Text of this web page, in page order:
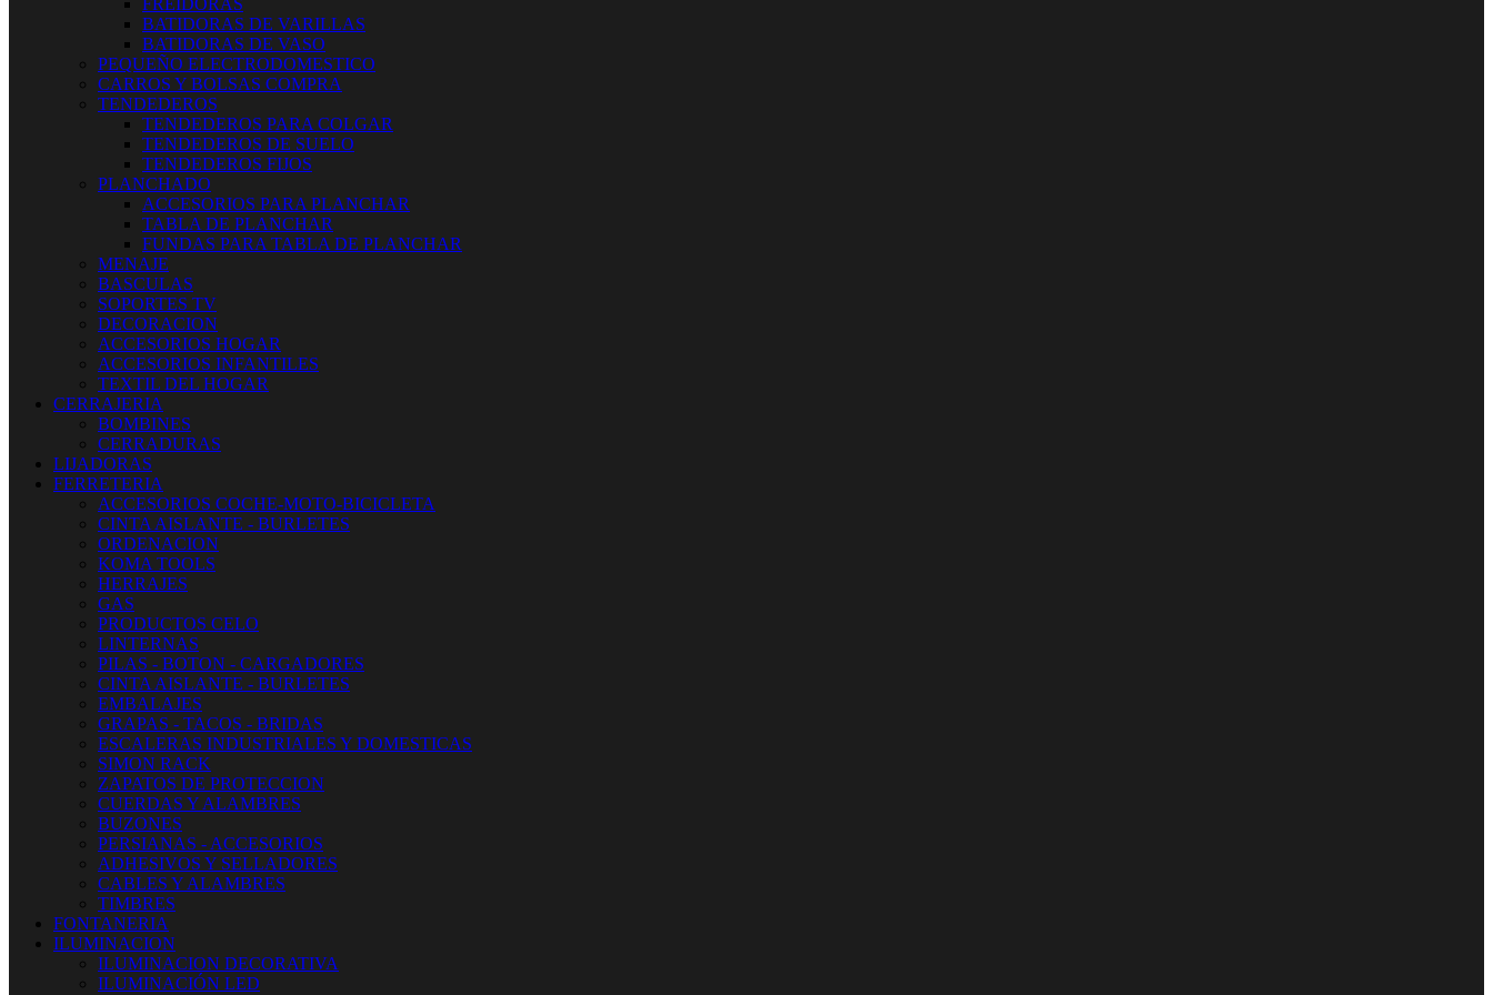
FREIDORAS
BATIDORAS DE VARILLAS
BATIDORAS DE VASO
PEQUEÑO ELECTRODOMESTICO
CARROS Y BOLSAS COMPRA
TENDEDEROS
TENDEDEROS PARA COLGAR
TENDEDEROS DE SUELO
TENDEDEROS FIJOS
PLANCHADO
ACCESORIOS PARA PLANCHAR
TABLA DE PLANCHAR
FUNDAS PARA TABLA DE PLANCHAR
MENAJE
BASCULAS
SOPORTES TV
DECORACION
ACCESORIOS HOGAR
ACCESORIOS INFANTILES
TEXTIL DEL HOGAR
CERRAJERIA
BOMBINES
CERRADURAS
LIJADORAS
FERRETERIA
ACCESORIOS COCHE-MOTO-BICICLETA
CINTA AISLANTE - BURLETES
ORDENACION
KOMA TOOLS
HERRAJES
GAS
PRODUCTOS CELO
LINTERNAS
PILAS - BOTON - CARGADORES
CINTA AISLANTE - BURLETES
EMBALAJES
GRAPAS - TACOS - BRIDAS
ESCALERAS INDUSTRIALES Y DOMESTICAS
SIMON RACK
ZAPATOS DE PROTECCION
CUERDAS Y ALAMBRES
BUZONES
PERSIANAS - ACCESORIOS
ADHESIVOS Y SELLADORES
CABLES Y ALAMBRES
TIMBRES
FONTANERIA
ILUMINACION
ILUMINACION DECORATIVA
ILUMINACIÓN LED